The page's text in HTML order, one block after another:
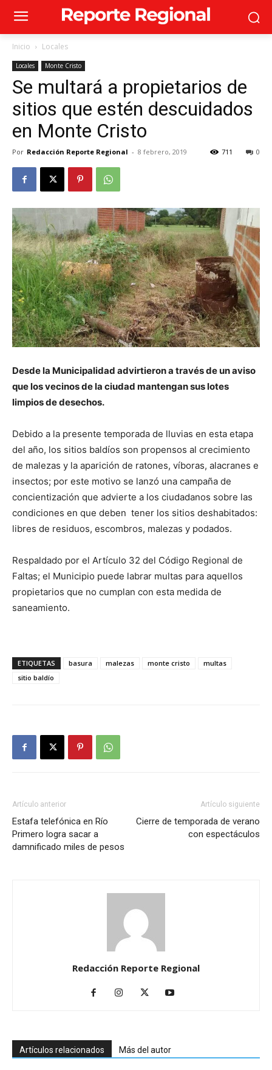
Inicio Locales
Locales Monte Cristo
Se multará a propietarios de
sitios que estén descuidados
en Monte Cristo
Por Redacción Reporte Regional - 8 febrero, 2019 0
711
Desde la Municipalidad advirtieron a través de un aviso
que los vecinos de la ciudad mantengan sus lotes
limpios de desechos.
Debido a la presente temporada de lluvias en esta etapa
del año, los sitios baldíos son propensos al crecimiento
de malezas y la aparición de ratones, víboras, alacranes e
insectos; por este motivo se lanzó una campaña de
concientización que advierte a los ciudadanos sobre las
condiciones en que deben tener los sitios deshabitados:
libres de residuos, escombros, malezas y podados.
Respaldado por el Artículo 32 del Código Regional de
Faltas; el Municipio puede labrar multas para aquellos
propietarios que no cumplan con esta medida de
saneamiento.
ETIQUETAS basura malezas monte cristo
multas
sitio baldío
Artículo anterior
Estafa telefónica en Río
Primero logra sacar a
damnificado miles de pesos
Artículo siguiente
Cierre de temporada de verano
con espectáculos
Redacción Reporte Regional
Artículos relacionados Más del autor